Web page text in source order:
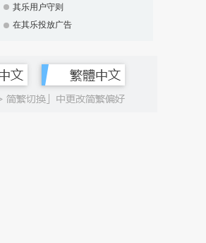
其乐用户守则
在其乐投放广告